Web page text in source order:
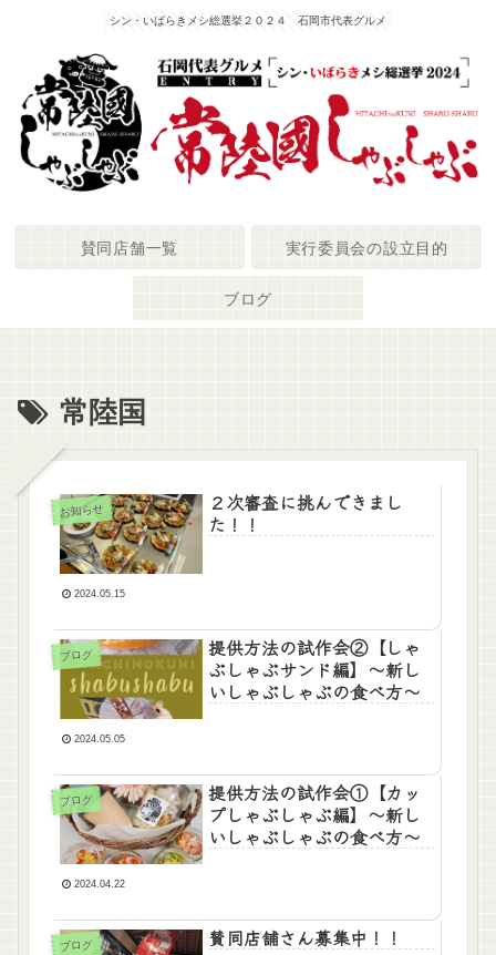
シン・いばらきメシ総選挙２０２４ 石岡市代表グルメ
賛同店舗一覧 実行委員会の設立目的
ブログ
常陸国
お知らせ
２次審査に挑んできまし
た！！
2024.05.15
ブログ
提供方法の試作会②【しゃ
ぶしゃぶサンド編】～新し
いしゃぶしゃぶの食べ方～
2024.05.05
ブログ
提供方法の試作会①【カッ
プしゃぶしゃぶ編】～新し
いしゃぶしゃぶの食べ方～
2024.04.22
ブログ 賛同店舗さん募集中！！